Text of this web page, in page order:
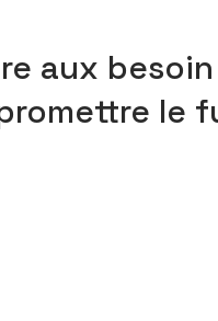
aux
le